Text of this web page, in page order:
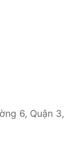
6, Quận 3,